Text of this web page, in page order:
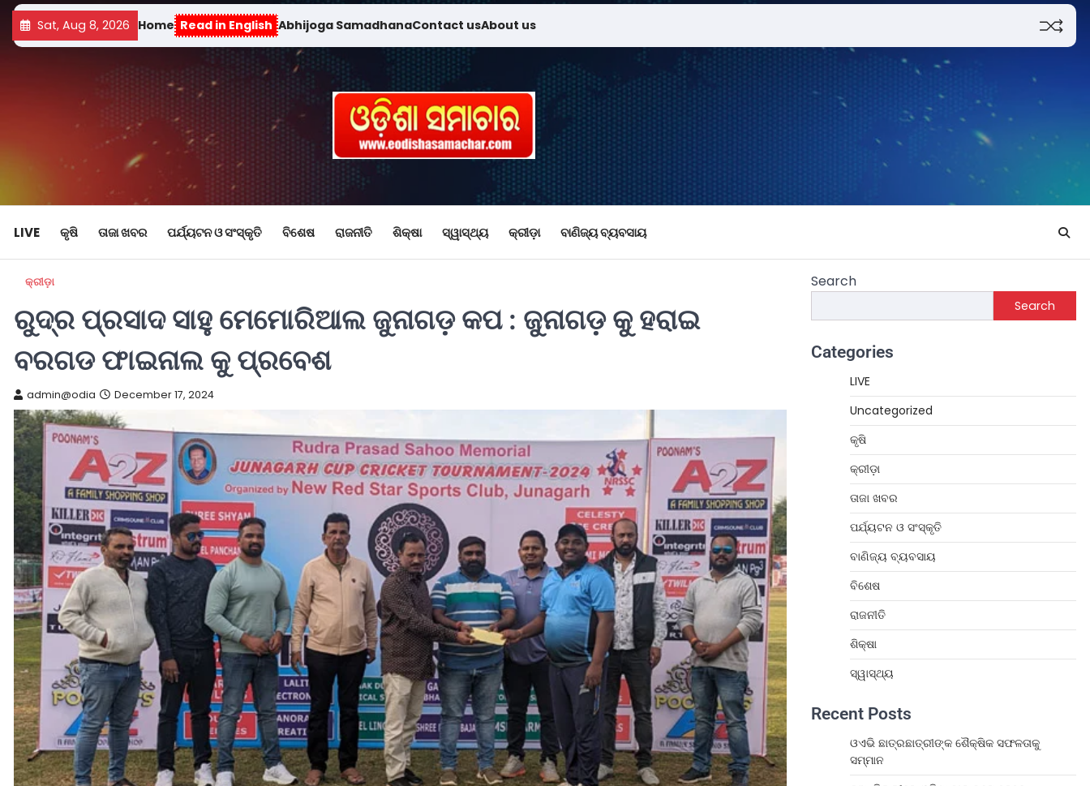
Sat, Aug 8, 2026 Home Read in English Abhijoga SamadhanaContact usAbout us
LIVE କୃଷି ତାଜା ଖବର ପର୍ଯ୍ୟଟନ ଓ ସଂସ୍କୃତି ବିଶେଷ ରାଜନୀତି ଶିକ୍ଷା ସ୍ୱାସ୍ଥ୍ୟ କ୍ରୀଡ଼ା ବାଣିଜ୍ୟ ବ୍ୟବସାୟ
କ୍ରୀଡ଼ା
ରୁଦ୍ର ପ୍ରସାଦ ସାହୁ ମେମୋରିଆଲ ଜୁନାଗଡ଼ କପ : ଜୁନାଗଡ଼ କୁ ହରାଇ
ବରଗଡ ଫାଇନାଲ କୁ ପ୍ରବେଶ
admin@odia December 17, 2024
Search
Search
Categories
LIVE
Uncategorized
କୃଷି
କ୍ରୀଡ଼ା
ତାଜା ଖବର
ପର୍ଯ୍ୟଟନ ଓ ସଂସ୍କୃତି
ବାଣିଜ୍ୟ ବ୍ୟବସାୟ
ବିଶେଷ
ରାଜନୀତି
ଶିକ୍ଷା
ସ୍ୱାସ୍ଥ୍ୟ
Recent Posts
ଓଏଭି ଛାତ୍ରଛାତ୍ରୀଙ୍କ ଶୈକ୍ଷିକ ସଫଳତାକୁ
ସମ୍ମାନ